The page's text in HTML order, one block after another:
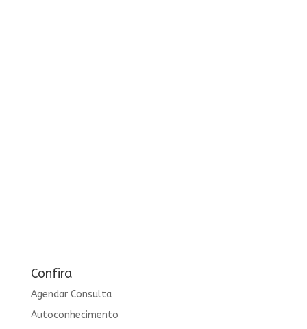
Confira
Agendar Consulta
Autoconhecimento